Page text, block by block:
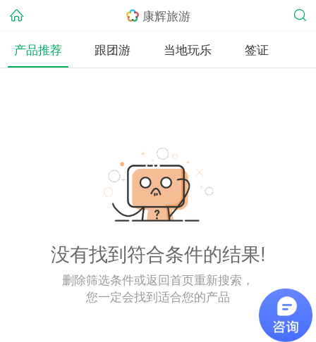
康辉旅游
产品推荐
跟团游 当地玩乐 签证
没有找到符合条件的结果!
删除筛选条件或返回首页重新搜索，
您一定会找到适合您的产品